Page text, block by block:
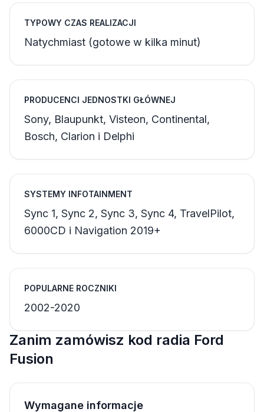
TYPOWY CZAS REALIZACJI
Natychmiast (gotowe w kilka minut)
PRODUCENCI JEDNOSTKI GŁÓWNEJ
Sony, Blaupunkt, Visteon, Continental,
Bosch, Clarion i Delphi
SYSTEMY INFOTAINMENT
Sync 1, Sync 2, Sync 3, Sync 4, TravelPilot,
6000CD i Navigation 2019+
POPULARNE ROCZNIKI
2002-2020
Zanim zamówisz kod radia Ford
Fusion
Wymagane informacje